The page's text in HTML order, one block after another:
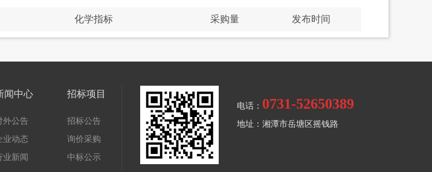
化学指标 采购量 发布时间
闻中心
外公告
业动态
业新闻
招标项目
招标公告
询价采购
中标公示
电话： 0731-52650389
地址：湘潭市岳塘区摇钱路